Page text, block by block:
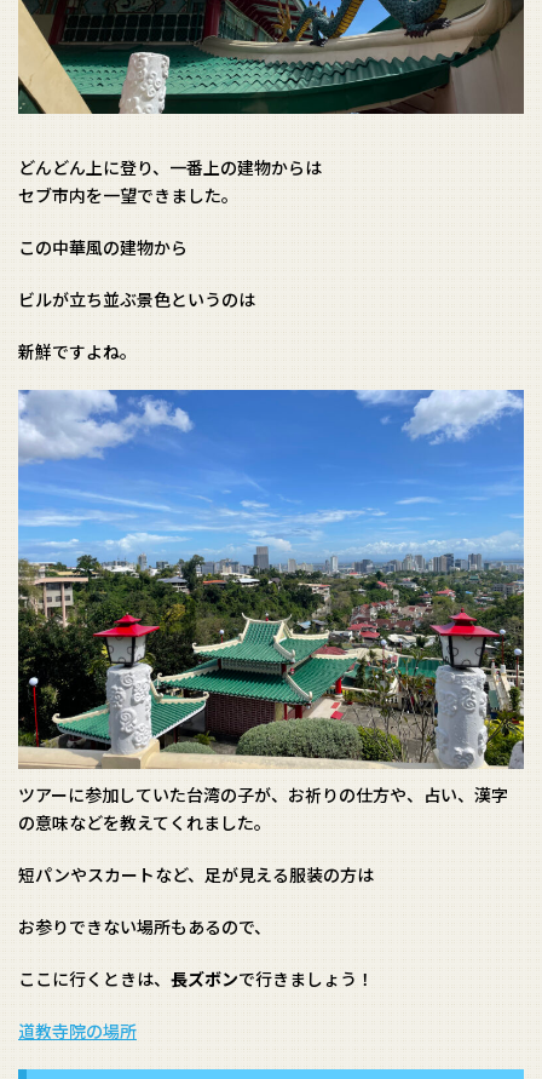
どんどん上に登り、一番上の建物からは
セブ市内を一望できました。
この中華風の建物から
ビルが立ち並ぶ景色というのは
新鮮ですよね。
ツアーに参加していた台湾の子が、お祈りの仕方や、占い、漢字
の意味などを教えてくれました。
短パンやスカートなど、足が見える服装の方は
お参りできない場所もあるので、
ここに行くときは、 長ズボンで行きましょう！
道教寺院の場所